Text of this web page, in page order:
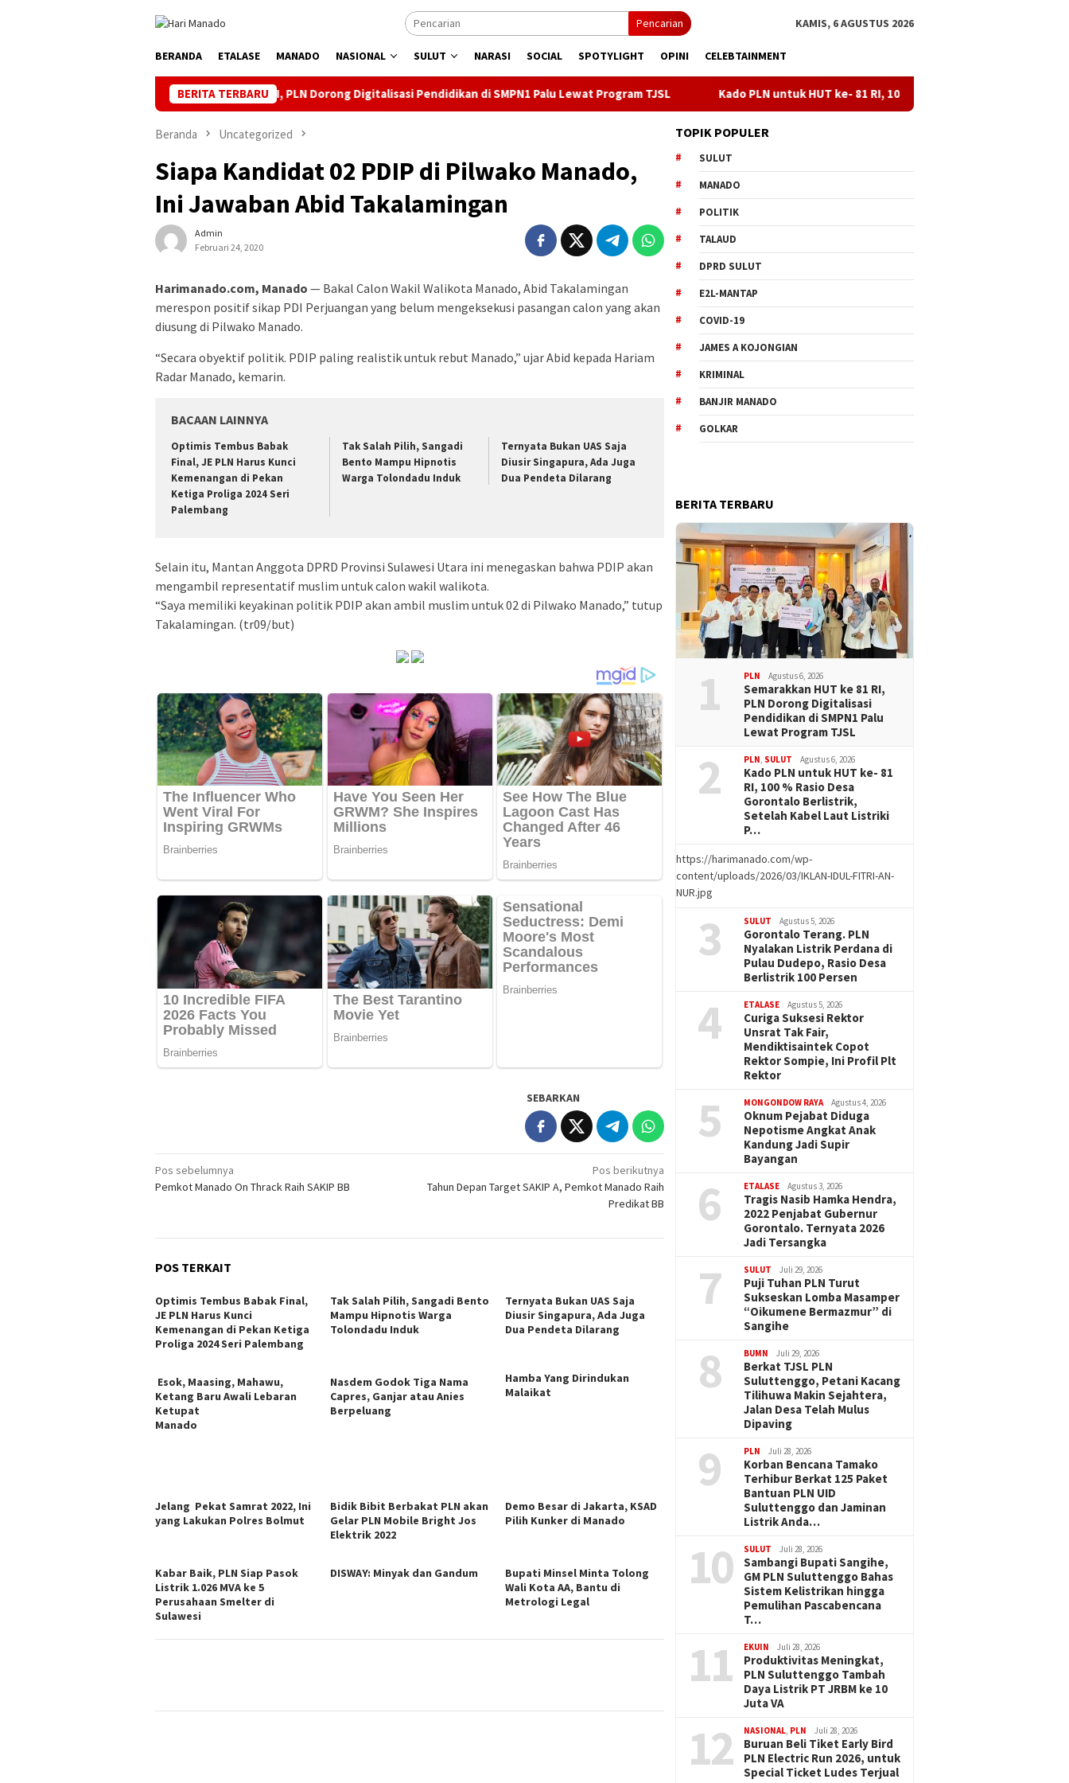
Pencarian KAMIS, 6 AGUSTUS 2026
BERANDA ETALASE MANADO NASIONAL SULUT NARASI SOCIAL SPOTYLIGHT OPINI CELEBTAINMENT
BERITA TERBARU
Semarakkan HUT ke 81 RI, PLN Dorong Digitalisasi Pendidikan di SMPN1 Palu Lewat Program TJSL Kado PLN untuk HUT ke- 81 RI, 100 % Rasio Desa Gorontalo Berlistrik, Setelah
Beranda Uncategorized
Siapa Kandidat 02 PDIP di Pilwako Manado,
Ini Jawaban Abid Takalamingan
Admin
Februari 24, 2020
Harimanado.com, Manado — Bakal Calon Wakil Walikota Manado, Abid Takalamingan
merespon positif sikap PDI Perjuangan yang belum mengeksekusi pasangan calon yang akan
diusung di Pilwako Manado.
“Secara obyektif politik. PDIP paling realistik untuk rebut Manado,” ujar Abid kepada Hariam
Radar Manado, kemarin.
BACAAN LAINNYA
Optimis Tembus Babak
Final, JE PLN Harus Kunci
Kemenangan di Pekan
Ketiga Proliga 2024 Seri
Palembang
Tak Salah Pilih, Sangadi
Bento Mampu Hipnotis
Warga Tolondadu Induk
Ternyata Bukan UAS Saja
Diusir Singapura, Ada Juga
Dua Pendeta Dilarang
Selain itu, Mantan Anggota DPRD Provinsi Sulawesi Utara ini menegaskan bahwa PDIP akan
mengambil representatif muslim untuk calon wakil walikota.
“Saya memiliki keyakinan politik PDIP akan ambil muslim untuk 02 di Pilwako Manado,” tutup
Takalamingan. (tr09/but)
SEBARKAN
Navigasi
pos
Pos sebelumnya
Pemkot Manado On Thrack Raih SAKIP BB
Pos berikutnya
Tahun Depan Target SAKIP A, Pemkot Manado Raih
Predikat BB
POS TERKAIT
Optimis Tembus Babak Final,
JE PLN Harus Kunci
Kemenangan di Pekan Ketiga
Proliga 2024 Seri Palembang
Tak Salah Pilih, Sangadi Bento
Mampu Hipnotis Warga
Tolondadu Induk
Ternyata Bukan UAS Saja
Diusir Singapura, Ada Juga
Dua Pendeta Dilarang
Esok, Maasing, Mahawu,
Ketang Baru Awali Lebaran
Ketupat
Manado
Nasdem Godok Tiga Nama
Capres, Ganjar atau Anies
Berpeluang
Hamba Yang Dirindukan
Malaikat
Jelang Pekat Samrat 2022, Ini
yang Lakukan Polres Bolmut
Bidik Bibit Berbakat PLN akan
Gelar PLN Mobile Bright Jos
Elektrik 2022
Demo Besar di Jakarta, KSAD
Pilih Kunker di Manado
Kabar Baik, PLN Siap Pasok
Listrik 1.026 MVA ke 5
Perusahaan Smelter di
Sulawesi
DISWAY: Minyak dan Gandum
Bupati Minsel Minta Tolong
Wali Kota AA, Bantu di
Metrologi Legal
TOPIK POPULER
SULUT
MANADO
POLITIK
TALAUD
DPRD SULUT
E2L-MANTAP
COVID-19
JAMES A KOJONGIAN
KRIMINAL
BANJIR MANADO
GOLKAR
BERITA TERBARU
1 PLN Agustus 6, 2026
Semarakkan HUT ke 81 RI,
PLN Dorong Digitalisasi
Pendidikan di SMPN1 Palu
Lewat Program TJSL
2 PLN SULUT Agustus 6, 2026
Kado PLN untuk HUT ke- 81
RI, 100 % Rasio Desa
Gorontalo Berlistrik,
Setelah Kabel Laut Listriki
P…
https://harimanado.com/wp-
content/uploads/2026/03/IKLAN-IDUL-FITRI-AN-
NUR.jpg
3 SULUT Agustus 5, 2026
Gorontalo Terang. PLN
Nyalakan Listrik Perdana di
Pulau Dudepo, Rasio Desa
Berlistrik 100 Persen
4 ETALASE Agustus 5, 2026
Curiga Suksesi Rektor
Unsrat Tak Fair,
Mendiktisaintek Copot
Rektor Sompie, Ini Profil Plt
Rektor
5 MONGONDOW RAYA Agustus 4, 2026
Oknum Pejabat Diduga
Nepotisme Angkat Anak
Kandung Jadi Supir
Bayangan
6 ETALASE Agustus 3, 2026
Tragis Nasib Hamka Hendra,
2022 Penjabat Gubernur
Gorontalo. Ternyata 2026
Jadi Tersangka
7 SULUT Juli 29, 2026
Puji Tuhan PLN Turut
Sukseskan Lomba Masamper
“Oikumene Bermazmur” di
Sangihe
8 BUMN Juli 29, 2026
Berkat TJSL PLN
Suluttenggo, Petani Kacang
Tilihuwa Makin Sejahtera,
Jalan Desa Telah Mulus
Dipaving
9 PLN Juli 28, 2026
Korban Bencana Tamako
Terhibur Berkat 125 Paket
Bantuan PLN UID
Suluttenggo dan Jaminan
Listrik Anda…
10 SULUT Juli 28, 2026
Sambangi Bupati Sangihe,
GM PLN Suluttenggo Bahas
Sistem Kelistrikan hingga
Pemulihan Pascabencana
T…
11 EKUIN Juli 28, 2026
Produktivitas Meningkat,
PLN Suluttenggo Tambah
Daya Listrik PT JRBM ke 10
Juta VA
12 NASIONAL PLN Juli 28, 2026
Buruan Beli Tiket Early Bird
PLN Electric Run 2026, untuk
Special Ticket Ludes Terjual